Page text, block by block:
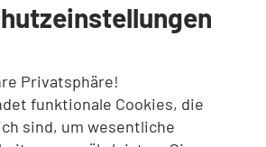
Privatsphäre!
funktionale Cookies, die
sind, um wesentliche